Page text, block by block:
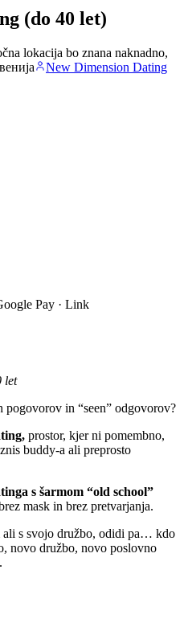
(do 40 let)
lokacija bo znana naknadno,
New Dimension Dating
Pay · Link
let
pogovorov in “seen” odgovorov?
prostor, kjer ni pomembno,
buddy-a ali preprosto
s šarmom “old school”
mask in brez pretvarjanja.
ali s svojo družbo, odidi pa… kdo
novo družbo, novo poslovno